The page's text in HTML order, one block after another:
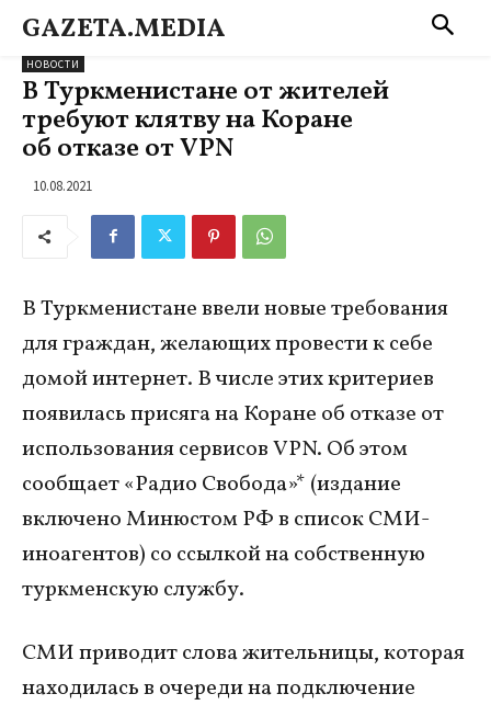
GAZETA.MEDIA
НОВОСТИ
В Туркменистане от жителей
требуют клятву на Коране
об отказе от VPN
10.08.2021
В Туркменистане ввели новые требования
для граждан, желающих провести к себе
домой интернет. В числе этих критериев
появилась присяга на Коране об отказе от
использования сервисов VPN. Об этом
сообщает «Радио Свобода»* (издание
включено Минюстом РФ в список СМИ-
иноагентов) со ссылкой на собственную
туркменскую службу.
СМИ приводит слова жительницы, которая
находилась в очереди на подключение